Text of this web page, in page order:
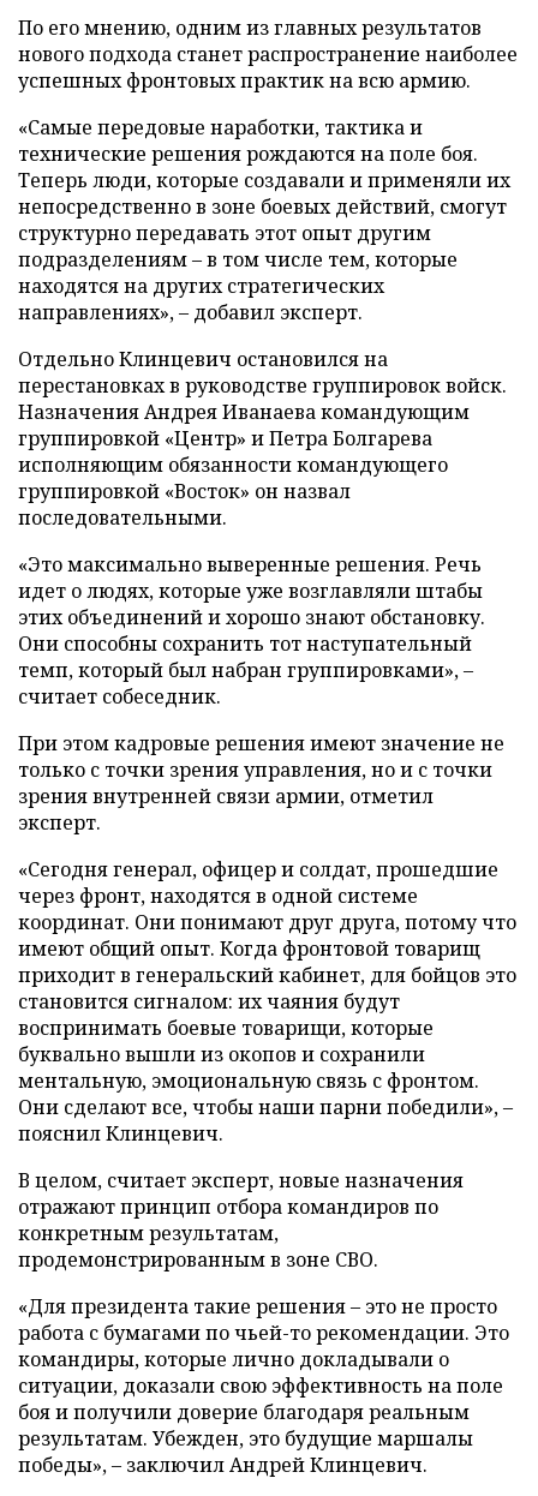
По его мнению, одним из главных результатов
нового подхода станет распространение наиболее
успешных фронтовых практик на всю армию.
«Самые передовые наработки, тактика и
технические решения рождаются на поле боя.
Теперь люди, которые создавали и применяли их
непосредственно в зоне боевых действий, смогут
структурно передавать этот опыт другим
подразделениям – в том числе тем, которые
находятся на других стратегических
направлениях», – добавил эксперт.
Отдельно Клинцевич остановился на
перестановках в руководстве группировок войск.
Назначения Андрея Иванаева командующим
группировкой «Центр» и Петра Болгарева
исполняющим обязанности командующего
группировкой «Восток» он назвал
последовательными.
«Это максимально выверенные решения. Речь
идет о людях, которые уже возглавляли штабы
этих объединений и хорошо знают обстановку.
Они способны сохранить тот наступательный
темп, который был набран группировками», –
считает собеседник.
При этом кадровые решения имеют значение не
только с точки зрения управления, но и с точки
зрения внутренней связи армии, отметил
эксперт.
«Сегодня генерал, офицер и солдат, прошедшие
через фронт, находятся в одной системе
координат. Они понимают друг друга, потому что
имеют общий опыт. Когда фронтовой товарищ
приходит в генеральский кабинет, для бойцов это
становится сигналом: их чаяния будут
воспринимать боевые товарищи, которые
буквально вышли из окопов и сохранили
ментальную, эмоциональную связь с фронтом.
Они сделают все, чтобы наши парни победили», –
пояснил Клинцевич.
В целом, считает эксперт, новые назначения
отражают принцип отбора командиров по
конкретным результатам,
продемонстрированным в зоне СВО.
«Для президента такие решения – это не просто
работа с бумагами по чьей-то рекомендации. Это
командиры, которые лично докладывали о
ситуации, доказали свою эффективность на поле
боя и получили доверие благодаря реальным
результатам. Убежден, это будущие маршалы
победы», – заключил Андрей Клинцевич.